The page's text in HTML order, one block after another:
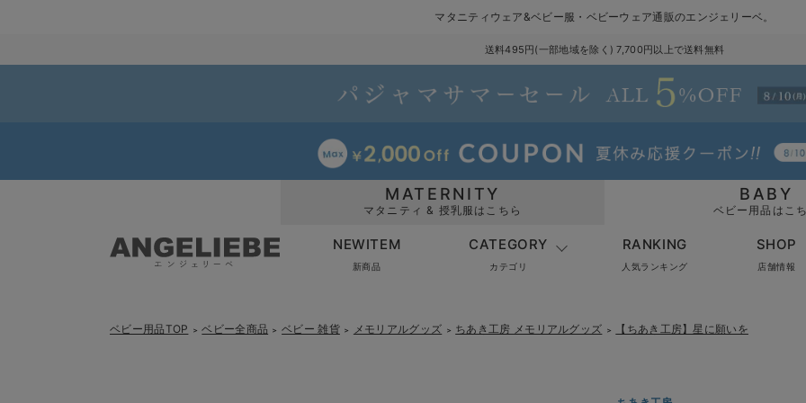
マタニティウェア&ベビー服・ベビーウェア通販のエンジェリーベ。
送料495円(一部地域を除く) 7,700円以上で送料無料
MATERNITY
マタニティ & 授乳服はこちら
BABY
ベビー用品はこ
NEWITEM
新商品
CATEGORY
カテゴリ
RANKING
人気ランキング
SHOP
店舗情報
ベビー用品TOP ＞ ベビー全商品 ＞ ベビー 雑貨 ＞ メモリアルグッズ ＞ ちあき工房 メモリアルグッズ ＞ 【ちあき工房】星に願いを